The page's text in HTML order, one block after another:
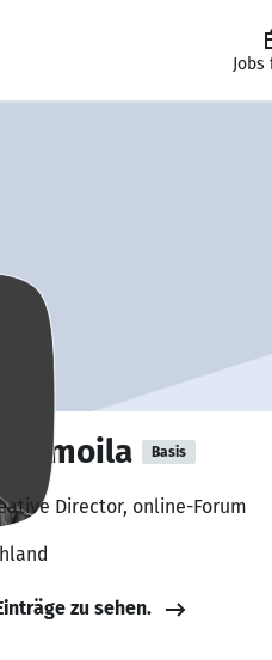
Jobs
Samoila Basis
Director, online-Forum
zu sehen.